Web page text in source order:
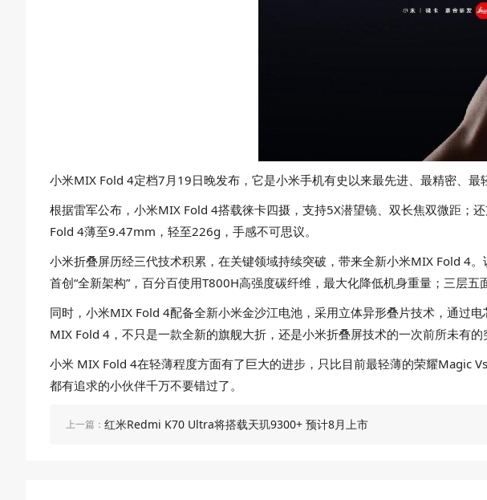
小米MIX Fold 4定档7月19日晚发布，它是小米手机有史以来最先进、最精密、最
根据雷军公布，小米MIX Fold 4搭载徕卡四摄，支持5X潜望镜、双长焦双微距；
Fold 4薄至9.47mm，轻至226g，手感不可思议。
小米折叠屏历经三代技术积累，在关键领域持续突破，带来全新小米MIX Fold 4
首创“全新架构”，百分百使用T800H高强度碳纤维，最大化降低机身重量；三层
同时，小米MIX Fold 4配备全新小米金沙江电池，采用立体异形叠片技术，通过
MIX Fold 4，不只是一款全新的旗舰大折，还是小米折叠屏技术的一次前所未有的
小米 MIX Fold 4在轻薄程度方面有了巨大的进步，只比目前最轻薄的荣耀Magic
都有追求的小伙伴千万不要错过了。
上一篇： 红米Redmi K70 Ultra将搭载天玑9300+ 预计8月上市